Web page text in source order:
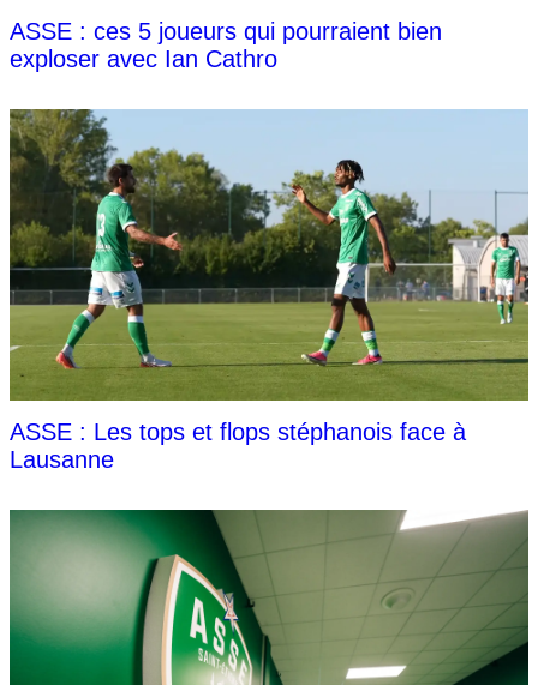
ASSE : ces 5 joueurs qui pourraient bien
exploser avec Ian Cathro
ASSE : Les tops et flops stéphanois face à
Lausanne